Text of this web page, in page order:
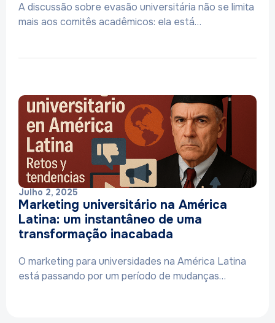
A discussão sobre evasão universitária não se limita
mais aos comitês acadêmicos: ela está…
Julho 2, 2025
Marketing universitário na América
Latina: um instantâneo de uma
transformação inacabada
O marketing para universidades na América Latina
está passando por um período de mudanças…